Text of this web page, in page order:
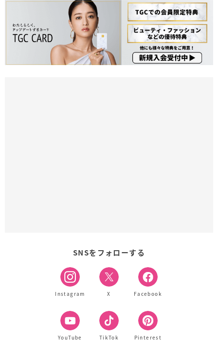
SNSをフォローする
Instagram X Facebook
YouTube TikTok Pinterest